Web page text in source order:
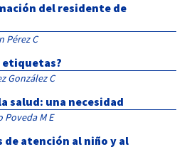
del residente de
Pérez C
etiquetas?
González C
salud: una necesidad
Poveda M E
de atención al niño y al